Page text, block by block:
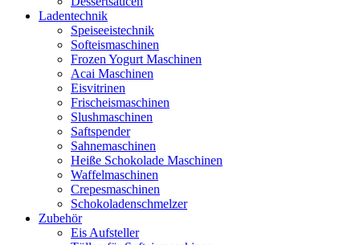
Ladentechnik
Speiseeistechnik
Softeismaschinen
Frozen Yogurt Maschinen
Acai Maschinen
Eisvitrinen
Frischeismaschinen
Slushmaschinen
Saftspender
Sahnemaschinen
Heiße Schokolade Maschinen
Waffelmaschinen
Crepesmaschinen
Schokoladenschmelzer
Zubehör
Eis Aufsteller